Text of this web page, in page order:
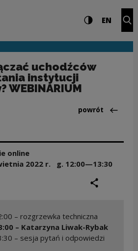
Ustawienia i Wysoki
EN
uchodźców
instytucji
WEBINARIUM
Powrót
powrót
online
2022r. g. 12:00—13:30
– rozgrzewka techniczna
– Katarzyna Liwak-Rybak
– sesja pytań i odpowiedzi